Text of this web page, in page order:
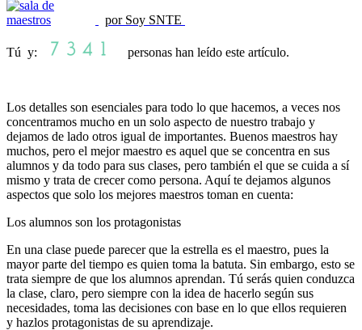
por Soy SNTE
Tú y: personas han leído este artículo.
Los detalles son esenciales para todo lo que hacemos, a veces nos
concentramos mucho en un solo aspecto de nuestro trabajo y
dejamos de lado otros igual de importantes. Buenos maestros hay
muchos, pero el mejor maestro es aquel que se concentra en sus
alumnos y da todo para sus clases, pero también el que se cuida a sí
mismo y trata de crecer como persona. Aquí te dejamos algunos
aspectos que solo los mejores maestros toman en cuenta:
Los alumnos son los protagonistas
En una clase puede parecer que la estrella es el maestro, pues la
mayor parte del tiempo es quien toma la batuta. Sin embargo, esto se
trata siempre de que los alumnos aprendan. Tú serás quien conduzca
la clase, claro, pero siempre con la idea de hacerlo según sus
necesidades, toma las decisiones con base en lo que ellos requieren
y hazlos protagonistas de su aprendizaje.